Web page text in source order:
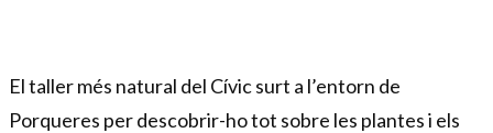
El taller més natural del Cívic surt a l’entorn de
Porqueres per descobrir-ho tot sobre les plantes i els